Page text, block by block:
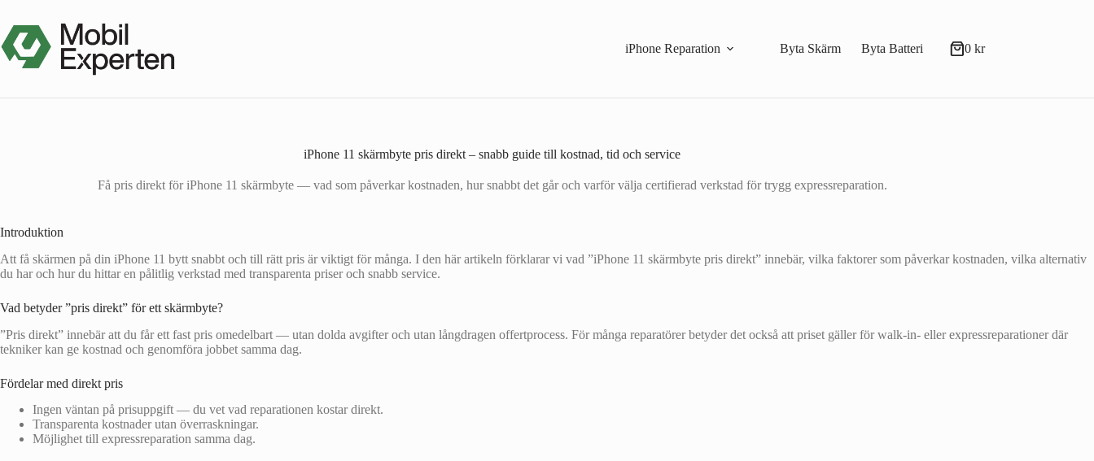
innehåll
iPhone Reparation
Byta Skärm Byta Batteri Varukorg
0 kr
iPhone 11 skärmbyte pris direkt – snabb guide till kostnad, tid och service
Få pris direkt för iPhone 11 skärmbyte — vad som påverkar kostnaden, hur snabbt det går och varför välja certifierad verkstad för trygg expressreparation.
Introduktion
Att få skärmen på din iPhone 11 bytt snabbt och till rätt pris är viktigt för många. I den här artikeln förklarar vi vad ”iPhone 11 skärmbyte pris direkt” innebär, vilka faktorer som påverkar kostnaden, vilka alternativ
du har och hur du hittar en pålitlig verkstad med transparenta priser och snabb service.
Vad betyder ”pris direkt” för ett skärmbyte?
”Pris direkt” innebär att du får ett fast pris omedelbart — utan dolda avgifter och utan långdragen offertprocess. För många reparatörer betyder det också att priset gäller för walk-in- eller expressreparationer där
tekniker kan ge kostnad och genomföra jobbet samma dag.
Fördelar med direkt pris
Ingen väntan på prisuppgift — du vet vad reparationen kostar direkt.
Transparenta kostnader utan överraskningar.
Möjlighet till expressreparation samma dag.